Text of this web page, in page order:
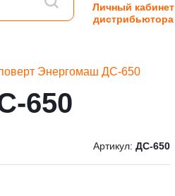
Личный кабинет
дистрибьютора
Энергомаш ДС-650
650
Артикул: ДС-650